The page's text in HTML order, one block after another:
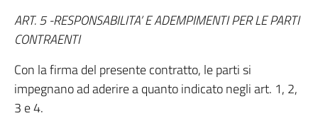
ART. 5 -RESPONSABILITA’ E ADEMPIMENTI PER LE PARTI
CONTRAENTI
Con la firma del presente contratto, le parti si
impegnano ad aderire a quanto indicato negli art. 1, 2,
3 e 4.